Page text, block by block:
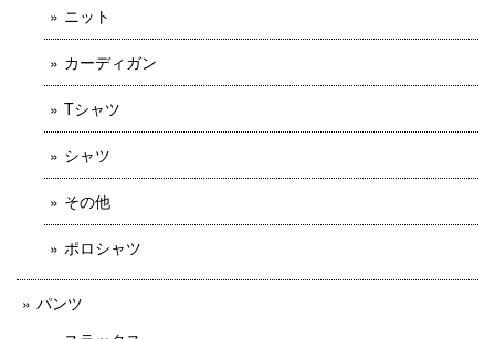
ニット
カーディガン
Tシャツ
シャツ
その他
ポロシャツ
パンツ